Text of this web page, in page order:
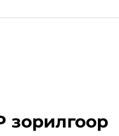
зорилгоор